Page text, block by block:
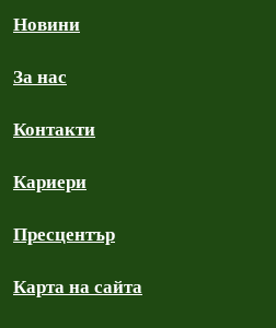
Новини
За нас
Контакти
Кариери
Пресцентър
Карта на сайта